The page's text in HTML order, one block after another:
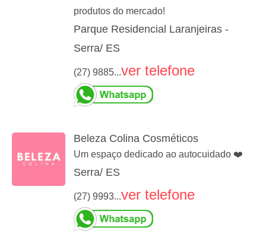
produtos do mercado!
Parque Residencial Laranjeiras -
Serra/ ES
(27) 9885...ver telefone
Beleza Colina Cosméticos
Um espaço dedicado ao autocuidado ❤️
Serra/ ES
(27) 9993...ver telefone